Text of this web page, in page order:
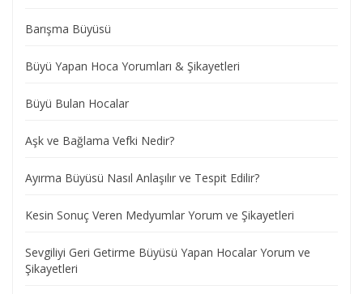
Barışma Büyüsü
Büyü Yapan Hoca Yorumları & Şikayetleri
Büyü Bulan Hocalar
Aşk ve Bağlama Vefki Nedir?
Ayırma Büyüsü Nasıl Anlaşılır ve Tespit Edilir?
Kesin Sonuç Veren Medyumlar Yorum ve Şikayetleri
Sevgiliyi Geri Getirme Büyüsü Yapan Hocalar Yorum ve
Şikayetleri